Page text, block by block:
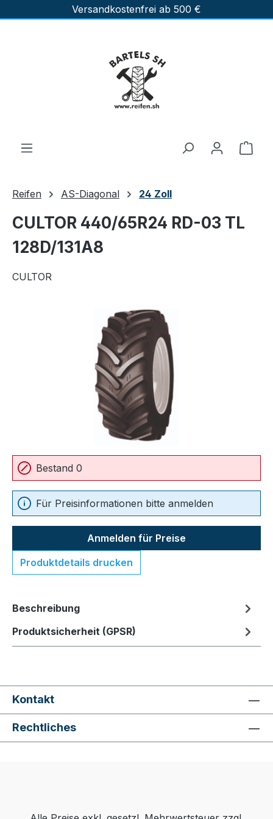
Zum Hauptinhalt springenVersandkostenfrei ab 500 €
Reifen AS-Diagonal 24 Zoll
CULTOR 440/65R24 RD-03 TL
128D/131A8
CULTOR
Bildergalerie überspringen
Bestand 0
Für Preisinformationen bitte anmelden
Anmelden für Preise
Produktdetails drucken
Beschreibung
Produktsicherheit (GPSR)
Kontakt
Rechtliches